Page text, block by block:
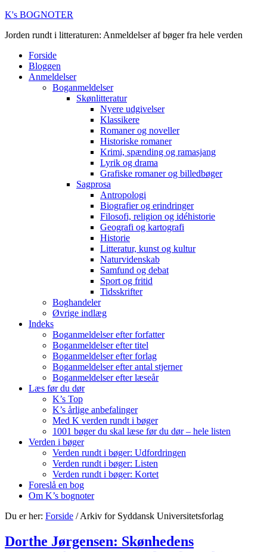
K's BOGNOTER
Jorden rundt i litteraturen: Anmeldelser af bøger fra hele verden
Forside
Bloggen
Anmeldelser
Boganmeldelser
Skønlitteratur
Nyere udgivelser
Klassikere
Romaner og noveller
Historiske romaner
Krimi, spænding og ramasjang
Lyrik og drama
Grafiske romaner og billedbøger
Sagprosa
Antropologi
Biografier og erindringer
Filosofi, religion og idéhistorie
Geografi og kartografi
Historie
Litteratur, kunst og kultur
Naturvidenskab
Samfund og debat
Sport og fritid
Tidsskrifter
Boghandeler
Øvrige indlæg
Indeks
Boganmeldelser efter forfatter
Boganmeldelser efter titel
Boganmeldelser efter forlag
Boganmeldelser efter antal stjerner
Boganmeldelser efter læseår
Læs før du dør
K’s Top
K’s årlige anbefalinger
Med K verden rundt i bøger
1001 bøger du skal læse før du dør – hele listen
Verden i bøger
Verden rundt i bøger: Udfordringen
Verden rundt i bøger: Listen
Verden rundt i bøger: Kortet
Foreslå en bog
Om K’s bognoter
Du er her: Forside /Arkiv for Syddansk Universitetsforlag
Dorthe Jørgensen: Skønhedens